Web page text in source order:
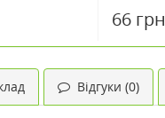
66 грн
Відгуки (0)